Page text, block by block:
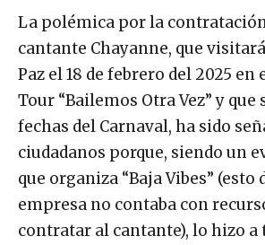
La polémica por la
cantante Chayanne, que
Paz el 18 de febrero del 2025 en
Tour “Bailemos Otra Vez” y
fechas del Carnaval, ha sido
ciudadanos porque, siendo un
que organiza “Baja Vibes” (esto
empresa no contaba con
contratar al cantante), lo hizo a